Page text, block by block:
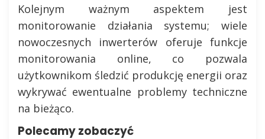
Kolejnym ważnym aspektem jest
monitorowanie działania systemu; wiele
nowoczesnych inwerterów oferuje funkcje
monitorowania online, co pozwala
użytkownikom śledzić produkcję energii oraz
wykrywać ewentualne problemy techniczne
na bieżąco.
Polecamy zobaczyć